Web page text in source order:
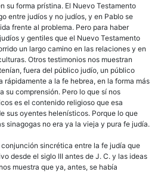
su forma prístina. El Nuevo Testamento
entre judíos y no judíos, y en Pablo se
frente al problema. Pero para haber
y gentiles que el Nuevo Testamento
un largo camino en las relaciones y en
Otros testimonios nos muestran
fuera del público judío, un público
rápidamente a la fe hebrea, en la forma más
su comprensión. Pero lo que sí nos
es el contenido religioso que esa
sus oyentes helenísticos. Porque lo que
sinagogas no era ya la vieja y pura fe judía.
sincrética entre la fe judía que
desde el siglo III antes de J. C. y las ideas
muestra que ya, antes, se había